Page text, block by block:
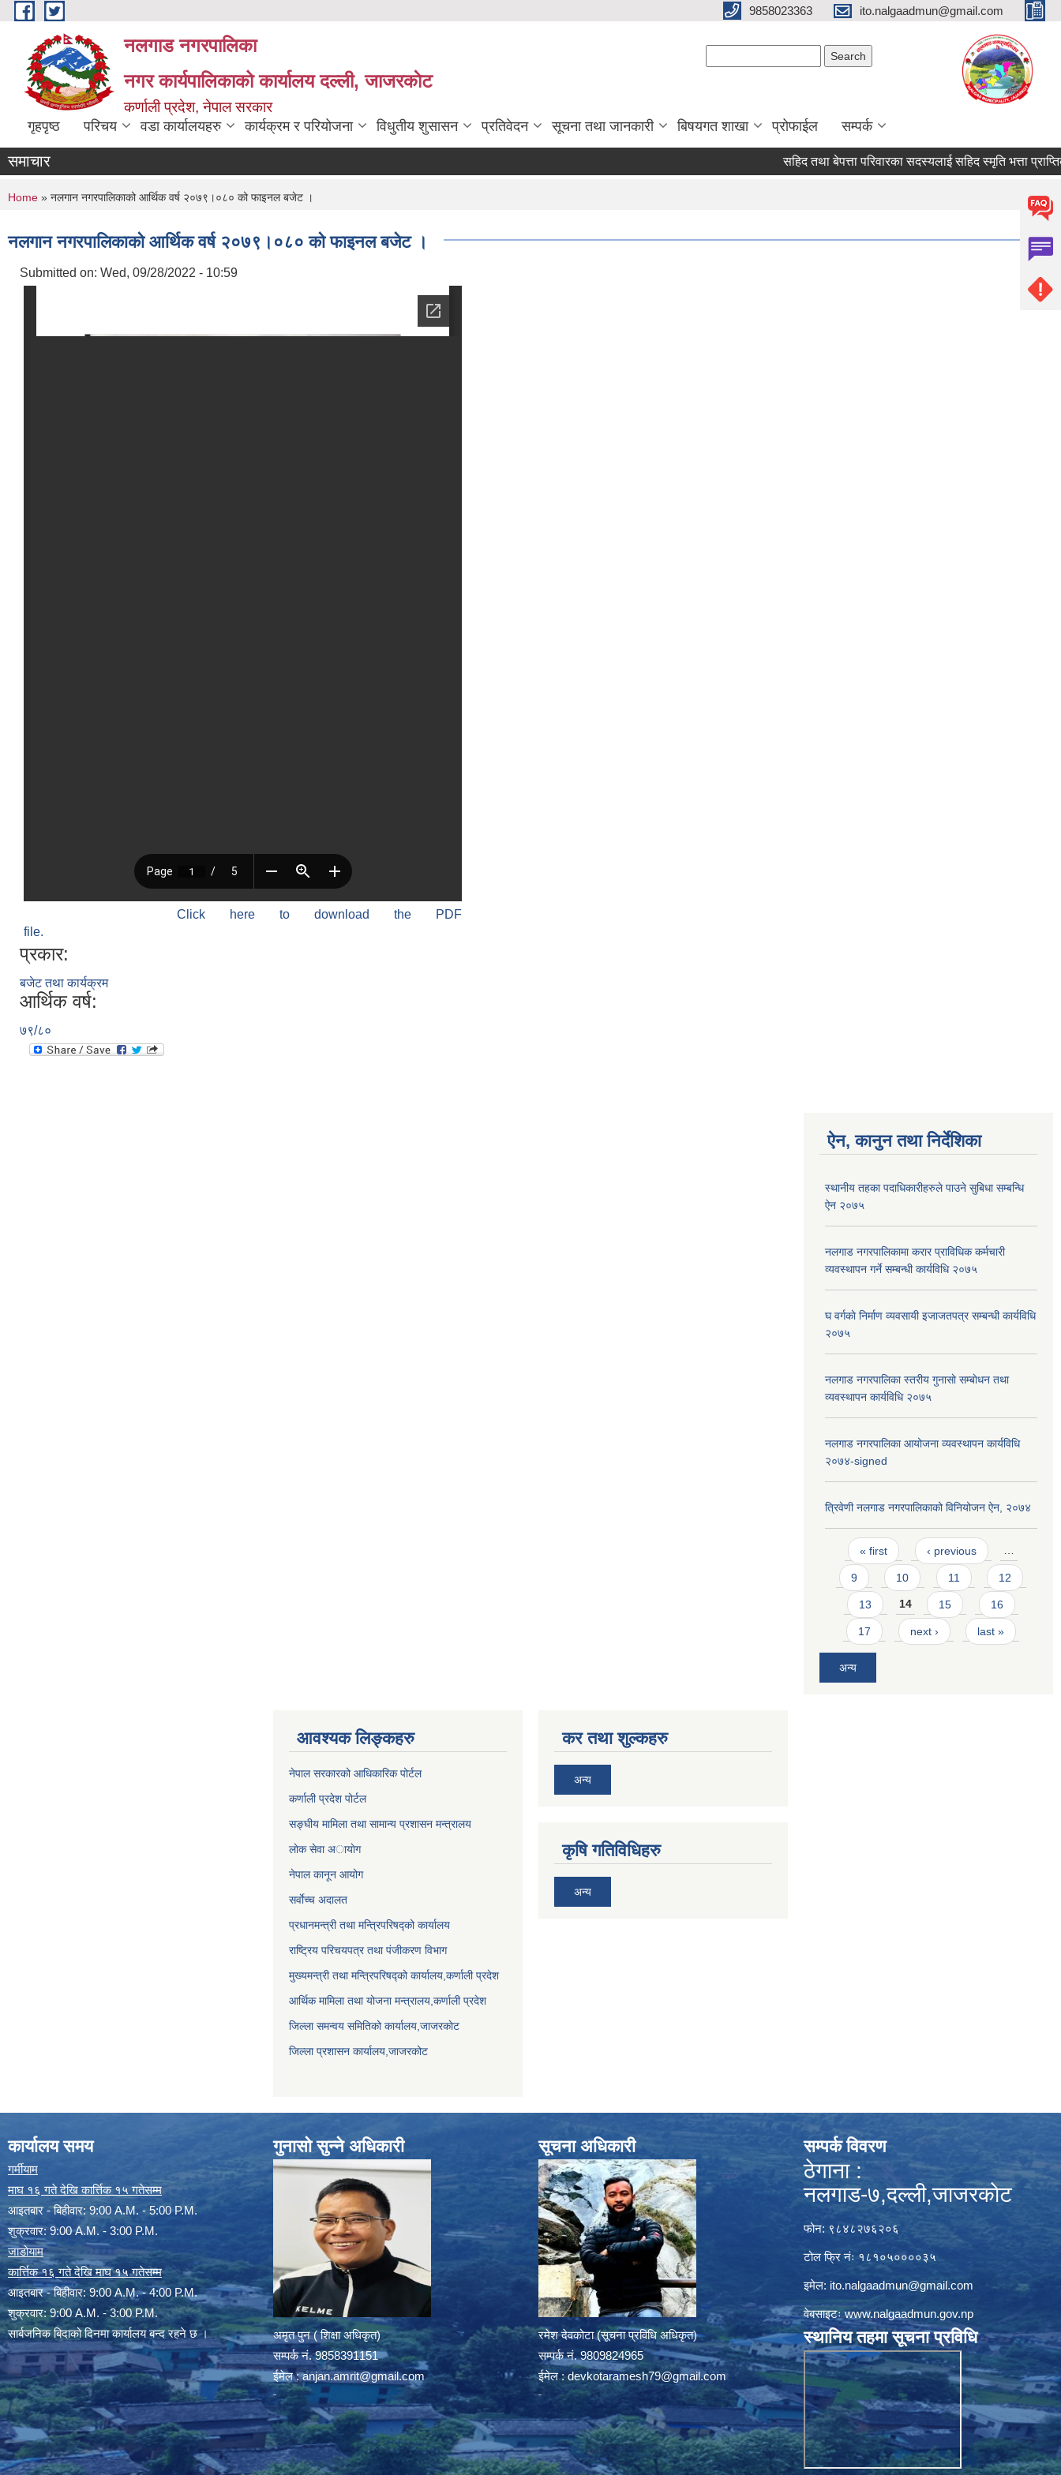
Skip to main content 9858023363 ito.nalgaadmun@gmail.com
नलगाड नगरपालिका
नगर कार्यपालिकाको कार्यालय दल्ली, जाजरकाेट
कर्णाली प्रदेश, नेपाल सरकार
गृहपृष्ठ परिचय वडा कार्यालयहरु कार्यक्रम र परियोजना विधुतीय शुसासन प्रतिवेदन सूचना तथा जानकारी बिषयगत शाखा प्रोफाईल सम्पर्क
समाचार सहिद तथा बेपत्ता परिवारका सदस्यलाई सहिद स्मृति भत्ता प्राप्तिको
You are here
Home » नलगान नगरपालिकाको आर्थिक वर्ष २०७९।०८० को फाइनल बजेट ।
नलगान नगरपालिकाको आर्थिक वर्ष २०७९।०८० को फाइनल बजेट ।
Submitted on: Wed, 09/28/2022 - 10:59
Click here to download the PDF
file.
प्रकार:
बजेट तथा कार्यक्रम
आर्थिक वर्ष:
७९/८०
ऐन, कानुन तथा निर्देशिका
स्थानीय तहका पदाधिकारीहरुले पाउने सुबिधा सम्बन्धि
ऐन २०७५
नलगाड नगरपालिकामा करार प्राविधिक कर्मचारी
व्यवस्थापन गर्ने सम्बन्धी कार्यविधि २०७५
घ वर्गकाे निर्माण व्यवसायी इजाजतपत्र सम्बन्धी कार्यविधि
२०७५
नलगाड नगरपालिका स्तरीय गुनासाे सम्बाेधन तथा
व्यवस्थापन कार्यविधि २०७५
नलगाड नगरपालिका आयोजना व्यवस्थापन कार्यविधि
२०७४-signed
त्रिवेणी नलगाड नगरपालिकाको विनियोजन ऐन, २०७४
Pages
« first ‹ previous …
9 10 11 12
13 14 15 16
17 next › last »
अन्य
आवश्यक लिङ्कहरु
नेपाल सरकारको आधिकारिक पोर्टल
कर्णाली प्रदेश पोर्टल
सङ्घीय मामिला तथा सामान्य प्रशासन मन्त्रालय
लाेक सेवा अायाेग
नेपाल कानून आयोग
सर्वाेच्च अदालत
प्रधानमन्त्री तथा मन्त्रिपरिषद्को कार्यालय
राष्ट्रिय परिचयपत्र तथा पंजीकरण विभाग
मुख्यमन्त्री तथा मन्त्रिपरिषद्को कार्यालय,कर्णाली प्रदेश
आर्थिक मामिला तथा योजना मन्त्रालय,कर्णाली प्रदेश
जिल्ला समन्वय समितिको कार्यालय,जाजरकाेट
जिल्ला प्रशासन कार्यालय,जाजरकोट
कर तथा शुल्कहरु
अन्य
कृषि गतिविधिहरु
अन्य
कार्यालय समय
गर्मीयाम
माघ १६ गते देखि कार्त्तिक १५ गतेसम्म
आइतबार - बिहीवार: 9:00 A.M. - 5:00 P.M.
शुक्रवार: 9:00 A.M. - 3:00 P.M.
जाडोयाम
कार्त्तिक १६ गते देखि माघ १५ गतेसम्म
आइतबार - बिहीवार: 9:00 A.M. - 4:00 P.M.
शुक्रवार: 9:00 A.M. - 3:00 P.M.
सार्बजनिक बिदाको दिनमा कार्यालय बन्द रहने छ ।
गुनासो सुन्ने अधिकारी
अमृत पुन ( शिक्षा अधिकृत)
सम्पर्क न‌ं. 9858391151
ईमेल :anjan.amrit@gmail.com
सूचना अधिकारी
रमेश देवकोटा (सूचना प्रविधि अधिकृत)
सम्पर्क न‌ं. 9809824965
ईमेल :devkotaramesh79@gmail.com
सम्पर्क विवरण
ठेगाना :
नलगाड-७,दल्ली,जाजरकाेट
फोन: ९८४८२७६२०६
टोल फ्रि नंः १८१०५००००३५
इमेल: ito.nalgaadmun@gmail.com
वेबसाइटःwww.nalgaadmun.gov.np
स्थानिय तहमा सूचना प्रविधि